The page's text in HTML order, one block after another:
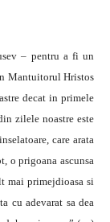
– pentru a fi un
Mantuitorul Hristos
decat in primele
zilele noastre este
care arata
o prigoana ascunsa
mai primejdioasa si
cu adevarat sa dea